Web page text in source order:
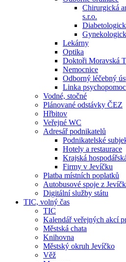
Chirurgická
s.r.o.
Lekárny
Optika
Doktoři Moravská
Nemocnice
Odborný léčebný
Linka
Vodné, stočné
Plánované odstávky ČEZ
Hřbitov
Veřejné WC
Adresář podnikatelů
Podnikatelské
Hotely a restaurace
Krajská
Firmy v Jevíčku
Platba místních poplatků
Autobusové spoje z
Digitální služby státu
TIC, volný čas
TIC
Kalendář veřejných akcí
Městská chata
Knihovna
Městský okruh Jevíčko
Věž